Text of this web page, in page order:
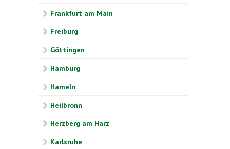
Frankfurt am Main
Freiburg
Göttingen
Hamburg
Hameln
Heilbronn
Herzberg am Harz
Karlsruhe